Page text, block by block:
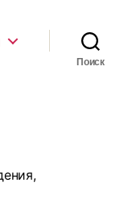
Поиск